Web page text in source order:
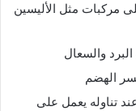
مركبات مثل الأليسين
والسعال
الهضم
تناوله يعمل على